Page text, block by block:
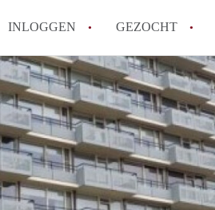
INLOGGEN GEZOCHT
How to translate
Wat is AppartementEnschede?
Hoeveel kost het om te
Wat is de privacyverklaring
Berekent